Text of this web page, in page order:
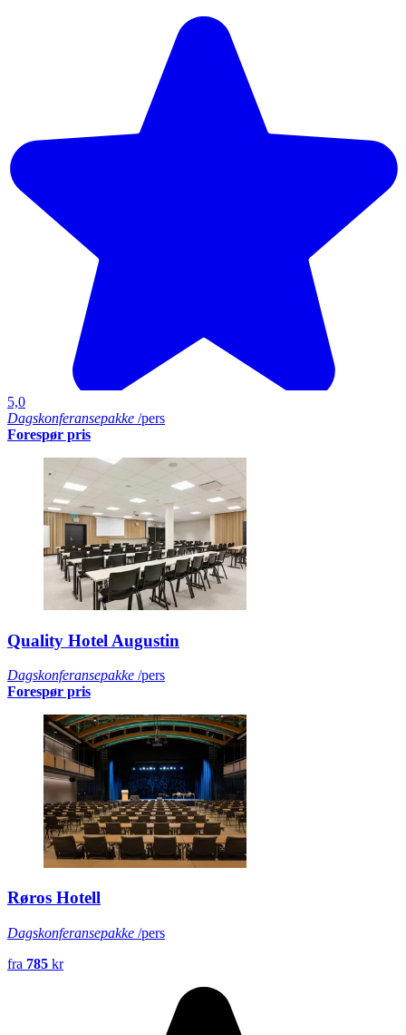
5,0
Dagskonferansepakke /pers
Forespør pris
Quality Hotel Augustin
Dagskonferansepakke /pers
Forespør pris
Røros Hotell
Dagskonferansepakke /pers
fra 785 kr